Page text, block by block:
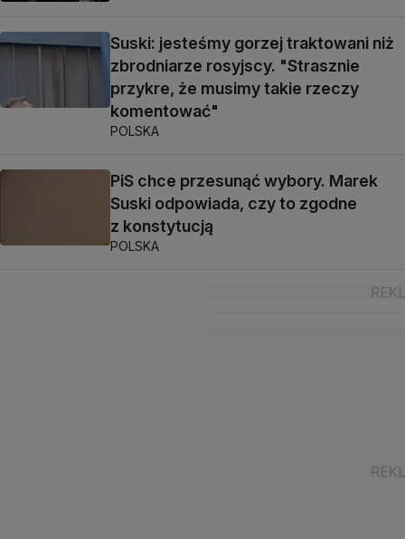
Suski: jesteśmy gorzej traktowani niż
zbrodniarze rosyjscy. "Strasznie
przykre, że musimy takie rzeczy
komentować"
POLSKA
PiS chce przesunąć wybory. Marek
Suski odpowiada, czy to zgodne
z konstytucją
POLSKA